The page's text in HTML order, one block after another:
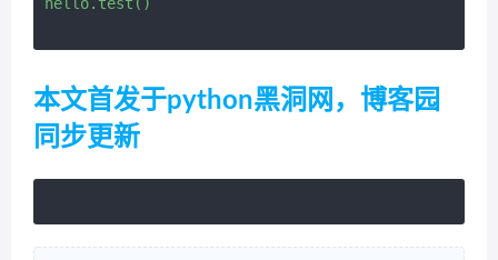
hello.test()
本文首发于python黑洞网，博客园
同步更新